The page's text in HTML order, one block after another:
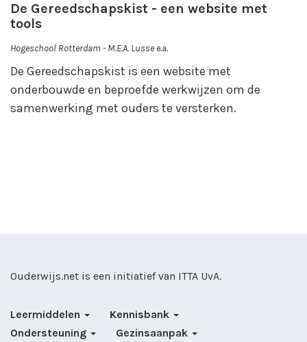
De Gereedschapskist - een website met
tools
Hogeschool Rotterdam - M.E.A. Lusse e.a.
De Gereedschapskist is een website met
onderbouwde en beproefde werkwijzen om de
samenwerking met ouders te versterken.
Ouderwijs.net is een initiatief van ITTA UvA.
Leermiddelen
Kennisbank
Ondersteuning
Gezinsaanpak